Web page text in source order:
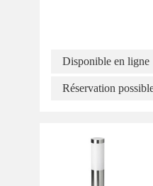
Disponible en ligne
Réservation